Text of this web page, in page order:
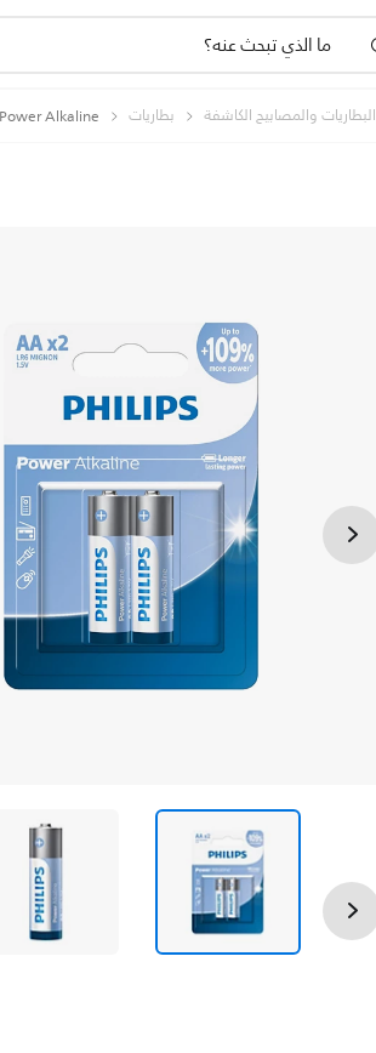
المنتجات
البطاريات والمصابيح الكاشفة بطاريات Power Alkaline البطارية